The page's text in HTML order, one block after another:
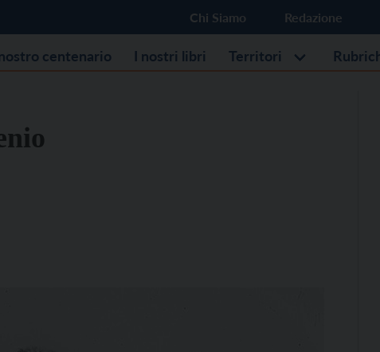
Chi Siamo Redazione
centenario I nostri libri Territori